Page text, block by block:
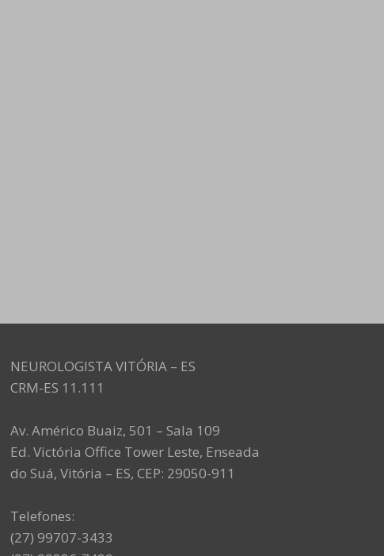
NEUROLOGISTA VITÓRIA – ES
CRM-ES 11.111
Av. Américo Buaiz, 501 – Sala 109
Ed. Victória Office Tower Leste, Enseada
do Suá, Vitória – ES, CEP: 29050-911
Telefones:
(27) 99707-3433